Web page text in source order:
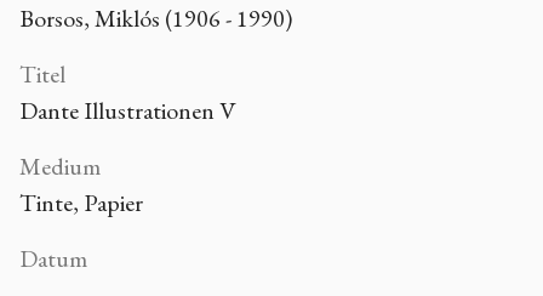
Borsos, Miklós (1906 - 1990)
Titel
Dante Illustrationen V
Medium
Tinte, Papier
Datum